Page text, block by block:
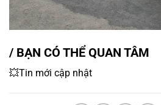
/ BẠN CÓ THỂ QUAN TÂM
💥Tin mới cập nhật